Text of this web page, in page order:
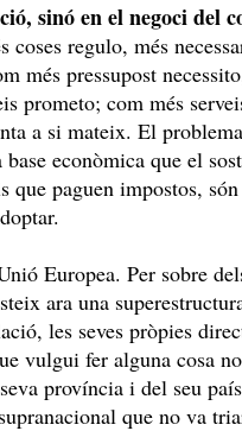
sinó en el negoci del
coses regulo, més
més pressupost
prometo; com més
a si mateix. El
econòmica que el
paguen impostos,
Europea. Per sobre
ara una
les seves pròpies
vulgui fer alguna cosa
província i del seu
que no va